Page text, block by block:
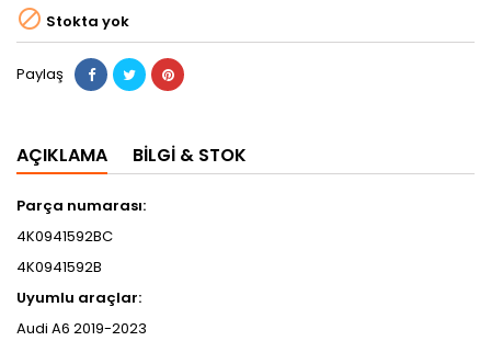
 Stokta yok
Paylaş
AÇIKLAMA BILGI & STOK
Parça numarası:
4K0941592BC
4K0941592B
Uyumlu araçlar:
Audi A6 2019-2023